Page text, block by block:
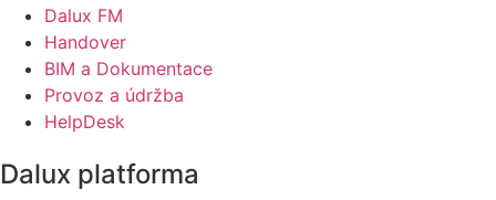
Dalux FM
Handover
BIM a Dokumentace
Provoz a údržba
HelpDesk
Dalux platforma